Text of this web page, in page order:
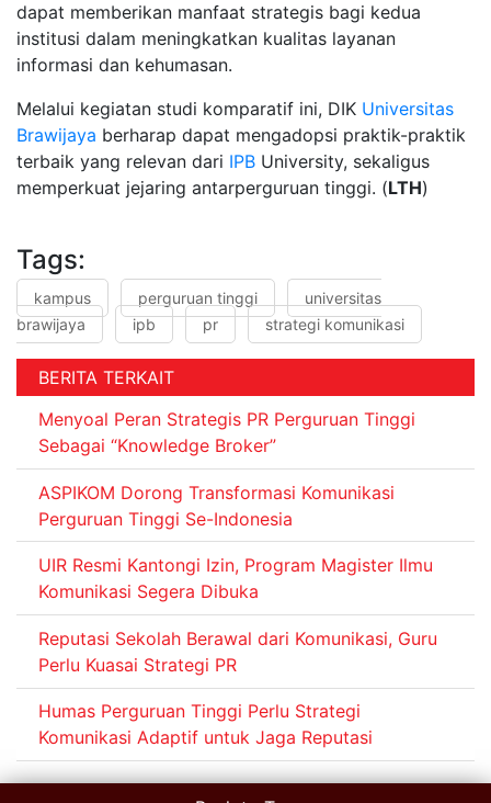
dapat memberikan manfaat strategis bagi kedua
institusi dalam meningkatkan kualitas layanan
informasi dan kehumasan.
Melalui kegiatan studi komparatif ini, DIK Universitas
Brawijaya berharap dapat mengadopsi praktik-praktik
terbaik yang relevan dari IPB University, sekaligus
memperkuat jejaring antarperguruan tinggi. (LTH)
Tags:
kampus perguruan tinggi
universitas
brawijaya
ipb pr strategi komunikasi
BERITA TERKAIT
Menyoal Peran Strategis PR Perguruan Tinggi
Sebagai “Knowledge Broker”
ASPIKOM Dorong Transformasi Komunikasi
Perguruan Tinggi Se-Indonesia
UIR Resmi Kantongi Izin, Program Magister Ilmu
Komunikasi Segera Dibuka
Reputasi Sekolah Berawal dari Komunikasi, Guru
Perlu Kuasai Strategi PR
Humas Perguruan Tinggi Perlu Strategi
Komunikasi Adaptif untuk Jaga Reputasi